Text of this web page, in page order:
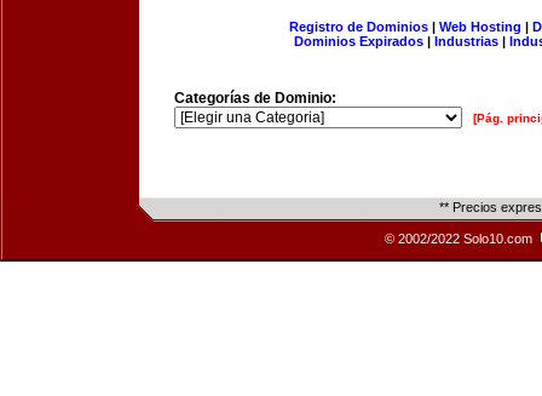
Registro de Dominios| Web Hosting |
Dominios Expirados | Industrias |
Categorías de Dominio:
[Pág.
** Precios
© 2002/2022 Solo10.com